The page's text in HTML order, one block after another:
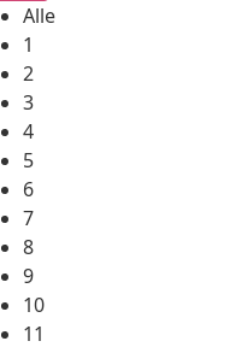
Alle
1
2
3
4
5
6
7
8
9
10
11